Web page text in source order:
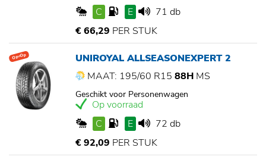
C
E
71 db
€ 66,29 PER STUK
Op=Op
UNIROYAL ALLSEASONEXPERT 2
MAAT: 195/60 R15 88H MS
Geschikt voor Personenwagen
Op voorraad
C
E
72 db
€ 92,09 PER STUK